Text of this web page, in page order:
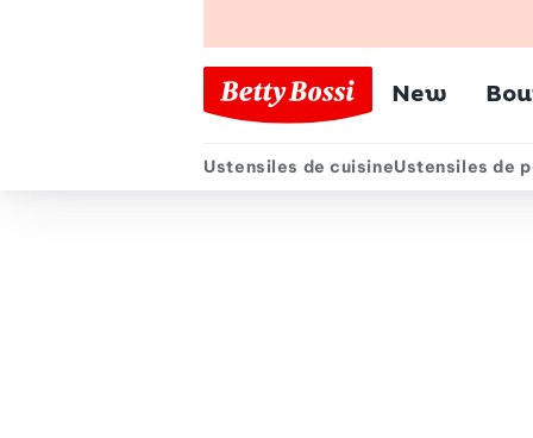
New
Menu
Ustensiles de cuisineUstensiles de